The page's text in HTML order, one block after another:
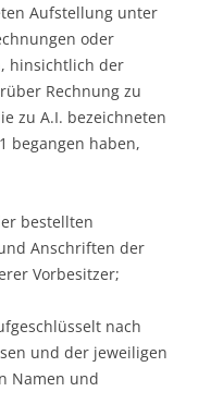
Aufstellung unter
oder
hinsichtlich der
Rechnung zu
zu A.I. bezeichneten
begangen haben,
bestellten
Anschriften der
Vorbesitzer;
nach
und der jeweiligen
Namen und